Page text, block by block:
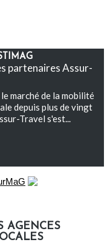
partenaires Assur-
marché de la mobilité
depuis plus de vingt
Travel s'est...
AGENCES